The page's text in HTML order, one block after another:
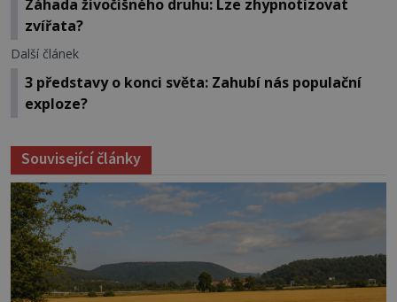
Záhada živočišného druhu: Lze zhypnotizovat
zvířata?
Další článek
3 představy o konci světa: Zahubí nás populační
exploze?
Související články